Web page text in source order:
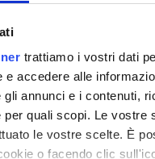
trattiamo i vostri dati
e accedere alle
annunci e i contenuti,
quali scopi. Le vostre
le vostre scelte. È
o facendo clic